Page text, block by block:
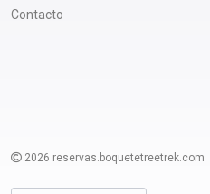
Contacto
2026 reservas.boquetetreetrek.com